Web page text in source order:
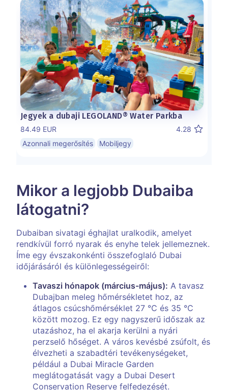
Jegyek a dubaji LEGOLAND® Water Parkba
84.49 EUR
4.28
Azonnali megerősítés
Mobiljegy
Mikor a legjobb Dubaiba
látogatni?
Dubaiban sivatagi éghajlat uralkodik, amelyet
rendkívül forró nyarak és enyhe telek jellemeznek.
Íme egy évszakonkénti összefoglaló Dubai
időjárásáról és különlegességeiről:
Tavaszi hónapok (március-május): A tavasz
Dubajban meleg hőmérsékletet hoz, az
átlagos csúcshőmérséklet 27 °C és 35 °C
között mozog. Ez egy nagyszerű időszak az
utazáshoz, ha el akarja kerülni a nyári
perzselő hőséget. A város kevésbé zsúfolt, és
élvezheti a szabadtéri tevékenységeket,
például a Dubai Miracle Garden
meglátogatását vagy a Dubai Desert
Conservation Reserve felfedezését.